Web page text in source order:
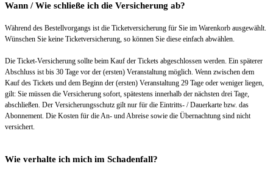
Wann / Wie schließe ich die Versicherung ab?
Während des Bestellvorgangs ist die Ticketversicherung für Sie im Warenkorb ausgewählt.
Wünschen Sie keine Ticketversicherung, so können Sie diese einfach abwählen.
Die Ticket-Versicherung sollte beim Kauf der Tickets abgeschlossen werden. Ein späterer
Abschluss ist bis 30 Tage vor der (ersten) Veranstaltung möglich. Wenn zwischen dem
Kauf des Tickets und dem Beginn der (ersten) Veranstaltung 29 Tage oder weniger liegen,
gilt: Sie müssen die Versicherung sofort, spätestens innerhalb der nächsten drei Tage,
abschließen. Der Versicherungsschutz gilt nur für die Eintritts- / Dauerkarte bzw. das
Abonnement. Die Kosten für die An- und Abreise sowie die Übernachtung sind nicht
versichert.
Wie verhalte ich mich im Schadenfall?